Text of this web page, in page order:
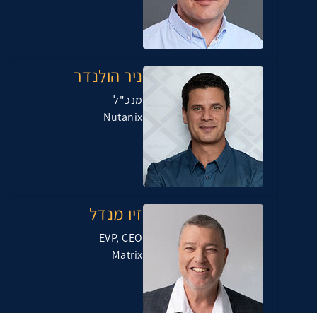
ניר הולנדר
מנכ"ל
Nutanix
זיו מנדל
EVP, CEO
Matrix